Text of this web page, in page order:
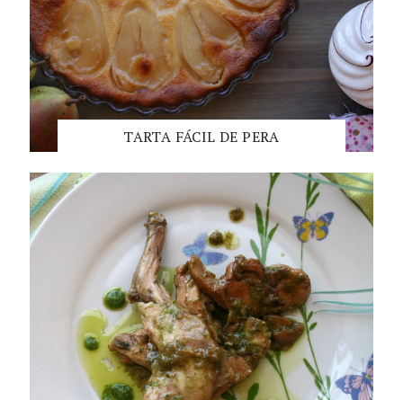
TARTA FÁCIL DE PERA